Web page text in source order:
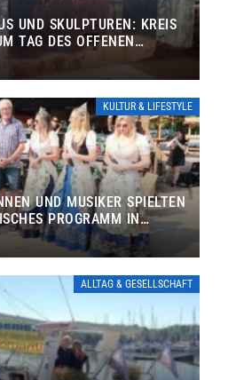
UND SKULPTUREN: KREIS
TAG DES OFFENEN
KULTUR & LIFESTYLE
UND MUSIKER SPIELTEN
PROGRAMM IN
ALLTAG & GESELLSCHAFT